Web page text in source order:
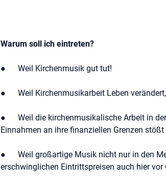
Warum soll ich eintreten?
● Weil Kirchenmusik gut tut!
● Weil Kirchenmusikarbeit Leben
● Weil die kirchenmusikalische Arbeit in
Einnahmen an ihre finanziellen Grenzen stößt
● Weil großartige Musik nicht nur in den
erschwinglichen Eintrittspreisen auch hier vor